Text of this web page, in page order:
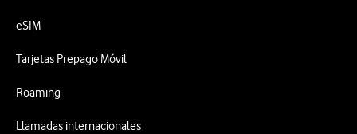
eSIM
Tarjetas Prepago Móvil
Roaming
Llamadas internacionales